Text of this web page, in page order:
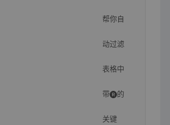
帮你自
动过滤
表格中
带 的
关键